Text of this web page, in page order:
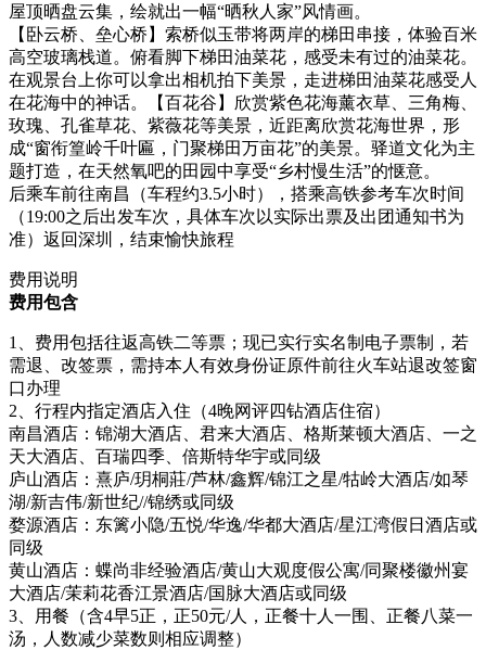
屋顶晒盘云集，绘就出一幅“晒秋人家”风情画。
【卧云桥、垒心桥】索桥似玉带将两岸的梯田串接，体验百米
高空玻璃栈道。俯看脚下梯田油菜花，感受未有过的油菜花。
在观景台上你可以拿出相机拍下美景，走进梯田油菜花感受人
在花海中的神话。【百花谷】欣赏紫色花海薰衣草、三角梅、
玫瑰、孔雀草花、紫薇花等美景，近距离欣赏花海世界，形
成“窗衔篁岭千叶匾，门聚梯田万亩花”的美景。驿道文化为主
题打造，在天然氧吧的田园中享受“乡村慢生活”的惬意。
后乘车前往南昌（车程约3.5小时），搭乘高铁参考车次时间
（19:00之后出发车次，具体车次以实际出票及出团通知书为
准）返回深圳，结束愉快旅程
费用说明
费用包含
1、费用包括往返高铁二等票；现已实行实名制电子票制，若
需退、改签票，需持本人有效身份证原件前往火车站退改签窗
口办理
2、行程内指定酒店入住（4晚网评四钻酒店住宿）
南昌酒店：锦湖大酒店、君来大酒店、格斯莱顿大酒店、一之
天大酒店、百瑞四季、倍斯特华宇或同级
庐山酒店：熹庐/玥桐莊/芦林/鑫辉/锦江之星/牯岭大酒店/如琴
湖/新吉伟/新世纪//锦绣或同级
婺源酒店：东篱小隐/五悦/华逸/华都大酒店/星江湾假日酒店或
同级
黄山酒店：蝶尚非经验酒店/黄山大观度假公寓/同聚楼徽州宴
大酒店/茉莉花香江景酒店/国脉大酒店或同级
3、用餐（含4早5正，正50元/人，正餐十人一围、正餐八菜一
汤，人数减少菜数则相应调整）